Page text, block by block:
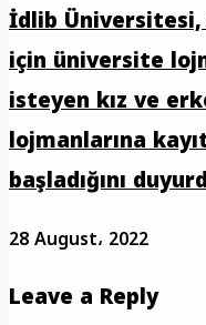
İdlib Üniversitesi,
için üniversite
isteyen kız ve
lojmanlarına
başladığını
28 August، 2022
Leave a Reply